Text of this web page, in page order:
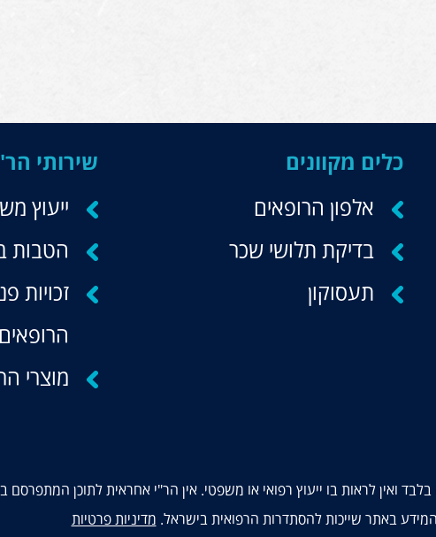
כלים מקוונים
אלפון הרופאים
בדיקת תלושי שכר
תעסוקון
שירותי
ייעוץ
הטבות
זכויות
הרופאים
מוצרי
ואין לראות בו ייעוץ רפואי או משפטי. אין הר"י אחראית לתוכן המתפרסם
באתר שייכות להסתדרות הרפואית בישראל.מדיניות פרטיות